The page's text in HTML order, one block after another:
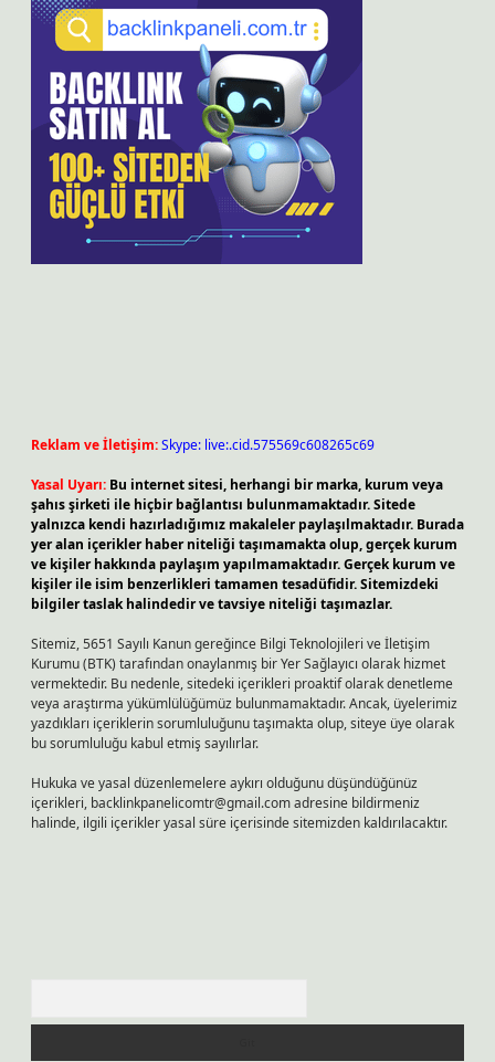
Reklam ve İletişim:Skype: live:.cid.575569c608265c69
Yasal Uyarı: Bu internet sitesi, herhangi bir marka, kurum veya
şahıs şirketi ile hiçbir bağlantısı bulunmamaktadır. Sitede
yalnızca kendi hazırladığımız makaleler paylaşılmaktadır. Burada
yer alan içerikler haber niteliği taşımamakta olup, gerçek kurum
ve kişiler hakkında paylaşım yapılmamaktadır. Gerçek kurum ve
kişiler ile isim benzerlikleri tamamen tesadüfidir. Sitemizdeki
bilgiler taslak halindedir ve tavsiye niteliği taşımazlar.
Sitemiz, 5651 Sayılı Kanun gereğince Bilgi Teknolojileri ve İletişim
Kurumu (BTK) tarafından onaylanmış bir Yer Sağlayıcı olarak hizmet
vermektedir. Bu nedenle, sitedeki içerikleri proaktif olarak denetleme
veya araştırma yükümlülüğümüz bulunmamaktadır. Ancak, üyelerimiz
yazdıkları içeriklerin sorumluluğunu taşımakta olup, siteye üye olarak
bu sorumluluğu kabul etmiş sayılırlar.
Hukuka ve yasal düzenlemelere aykırı olduğunu düşündüğünüz
içerikleri, backlinkpanelicomtr@gmail.comadresine bildirmeniz
halinde, ilgili içerikler yasal süre içerisinde sitemizden kaldırılacaktır.